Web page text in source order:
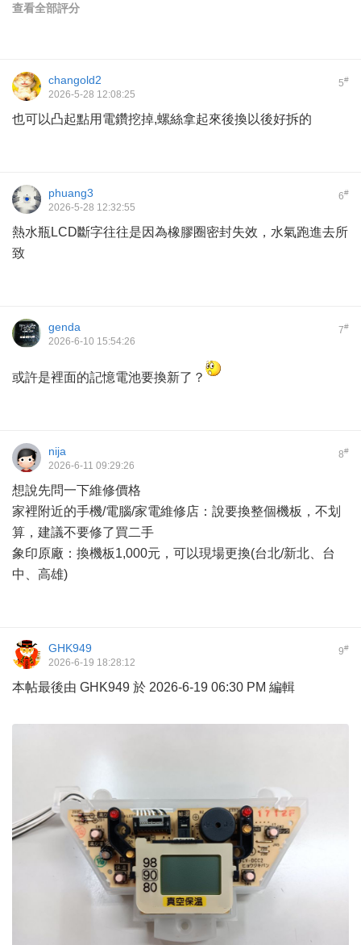
查看全部評分
5#
changold2
2026-5-28 12:08:25
也可以凸起點用電鑽挖掉,螺絲拿起來後換以後好拆的
6#
phuang3
2026-5-28 12:32:55
熱水瓶LCD斷字往往是因為橡膠圈密封失效，水氣跑進去所
致
7#
genda
2026-6-10 15:54:26
或許是裡面的記憶電池要換新了？
8#
nija
2026-6-11 09:29:26
想說先問一下維修價格
家裡附近的手機/電腦/家電維修店：說要換整個機板，不划
算，建議不要修了買二手
象印原廠：換機板1,000元，可以現場更換(台北/新北、台
中、高雄)
9#
GHK949
2026-6-19 18:28:12
本帖最後由 GHK949 於 2026-6-19 06:30 PM 編輯